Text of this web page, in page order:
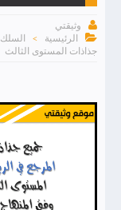

وثيقتي

الرئيسية > السلك
جذاذات المستوى الثالث